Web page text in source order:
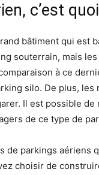
c’est
bâtiment qui est
souterrain, mais
à ce
silo. De plus,
Il est possible
de ce type de
de parkings aériens
choisir de